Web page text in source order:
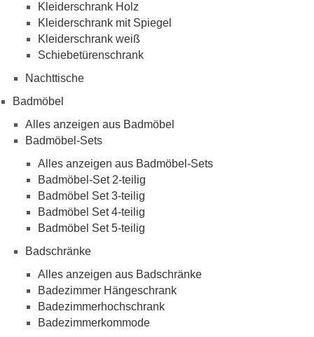
Kleiderschrank Holz
Kleiderschrank mit Spiegel
Kleiderschrank weiß
Schiebetürenschrank
Nachttische
Badmöbel
Alles anzeigen aus Badmöbel
Badmöbel-Sets
Alles anzeigen aus Badmöbel-Sets
Badmöbel-Set 2-teilig
Badmöbel Set 3-teilig
Badmöbel Set 4-teilig
Badmöbel Set 5-teilig
Badschränke
Alles anzeigen aus Badschränke
Badezimmer Hängeschrank
Badezimmerhochschrank
Badezimmerkommode